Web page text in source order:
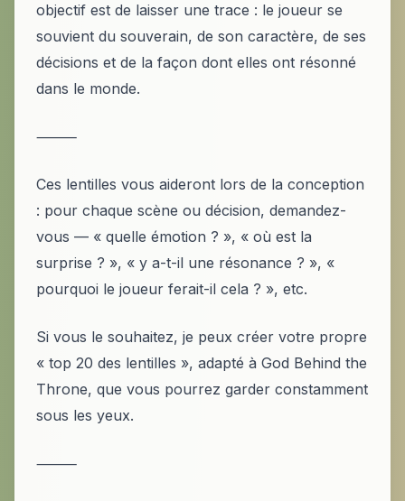
objectif est de laisser une trace : le joueur se
souvient du souverain, de son caractère, de ses
décisions et de la façon dont elles ont résonné
dans le monde.
⸻
Ces lentilles vous aideront lors de la conception
: pour chaque scène ou décision, demandez-
vous — « quelle émotion ? », « où est la
surprise ? », « y a-t-il une résonance ? », «
pourquoi le joueur ferait-il cela ? », etc.
Si vous le souhaitez, je peux créer votre propre
« top 20 des lentilles », adapté à God Behind the
Throne, que vous pourrez garder constamment
sous les yeux.
⸻